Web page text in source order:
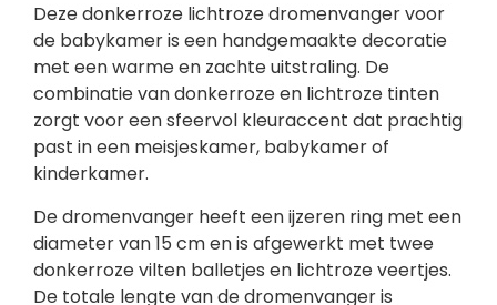
Deze donkerroze lichtroze dromenvanger voor
de babykamer is een handgemaakte decoratie
met een warme en zachte uitstraling. De
combinatie van donkerroze en lichtroze tinten
zorgt voor een sfeervol kleuraccent dat prachtig
past in een meisjeskamer, babykamer of
kinderkamer.
De dromenvanger heeft een ijzeren ring met een
diameter van 15 cm en is afgewerkt met twee
donkerroze vilten balletjes en lichtroze veertjes.
De totale lengte van de dromenvanger is